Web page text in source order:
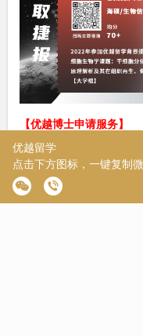
【优越博士申请服务】
在2023年，优越留学秉
心理念，为学生们构建了
的“致学系列”。这一系列